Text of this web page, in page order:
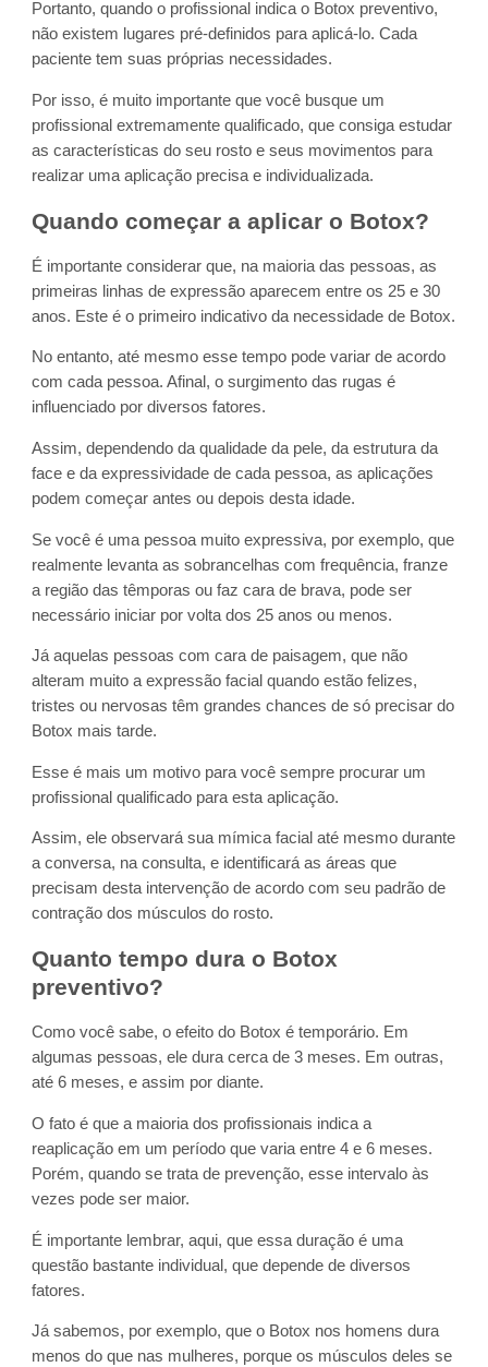
Portanto, quando o profissional indica o Botox preventivo,
não existem lugares pré-definidos para aplicá-lo. Cada
paciente tem suas próprias necessidades.
Por isso, é muito importante que você busque um
profissional extremamente qualificado, que consiga estudar
as características do seu rosto e seus movimentos para
realizar uma aplicação precisa e individualizada.
Quando começar a aplicar o Botox?
É importante considerar que, na maioria das pessoas, as
primeiras linhas de expressão aparecem entre os 25 e 30
anos. Este é o primeiro indicativo da necessidade de Botox.
No entanto, até mesmo esse tempo pode variar de acordo
com cada pessoa. Afinal, o surgimento das rugas é
influenciado por diversos fatores.
Assim, dependendo da qualidade da pele, da estrutura da
face e da expressividade de cada pessoa, as aplicações
podem começar antes ou depois desta idade.
Se você é uma pessoa muito expressiva, por exemplo, que
realmente levanta as sobrancelhas com frequência, franze
a região das têmporas ou faz cara de brava, pode ser
necessário iniciar por volta dos 25 anos ou menos.
Já aquelas pessoas com cara de paisagem, que não
alteram muito a expressão facial quando estão felizes,
tristes ou nervosas têm grandes chances de só precisar do
Botox mais tarde.
Esse é mais um motivo para você sempre procurar um
profissional qualificado para esta aplicação.
Assim, ele observará sua mímica facial até mesmo durante
a conversa, na consulta, e identificará as áreas que
precisam desta intervenção de acordo com seu padrão de
contração dos músculos do rosto.
Quanto tempo dura o Botox
preventivo?
Como você sabe, o efeito do Botox é temporário. Em
algumas pessoas, ele dura cerca de 3 meses. Em outras,
até 6 meses, e assim por diante.
O fato é que a maioria dos profissionais indica a
reaplicação em um período que varia entre 4 e 6 meses.
Porém, quando se trata de prevenção, esse intervalo às
vezes pode ser maior.
É importante lembrar, aqui, que essa duração é uma
questão bastante individual, que depende de diversos
fatores.
Já sabemos, por exemplo, que o Botox nos homens dura
menos do que nas mulheres, porque os músculos deles se